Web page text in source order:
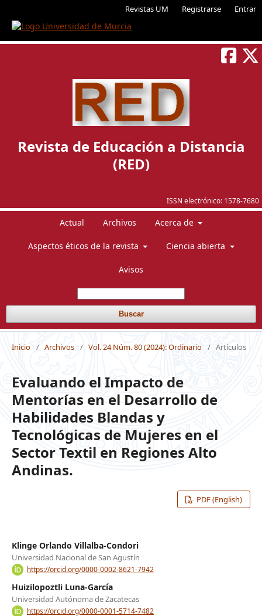
Revistas UM Registrarse Entrar
ISSN electrónico: 1578-7680
Revista de Educación a Distancia
(RED)
Actual Archivos Acerca de
Aspectos éticos de la revista Ciencia abierta
Avisos
Buscar
Inicio / Archivos / Vol. 24 Núm. 80 (2024): Ordinario / Artículos
Evaluando el Impacto de
Mentorías en el Desarrollo de
Habilidades Blandas y
Tecnológicas de Mujeres en el
Sector Textil en Regiones Alto
Andinas.
PDF (English)
Klinge Orlando Villalba-Condori
Universidad Nacional de San Agustín
https://orcid.org/0000-0002-8621-7942
Huizilopoztli Luna-García
Universidad Autónoma de Zacatecas
https://orcid.org/0000-0001-5714-7482